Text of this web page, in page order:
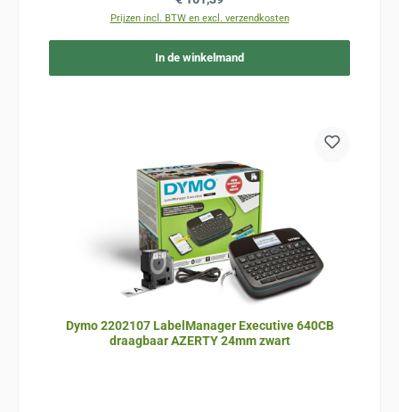
Prijzen incl. BTW en excl. verzendkosten
In de winkelmand
Dymo 2202107 LabelManager Executive 640CB
draagbaar AZERTY 24mm zwart